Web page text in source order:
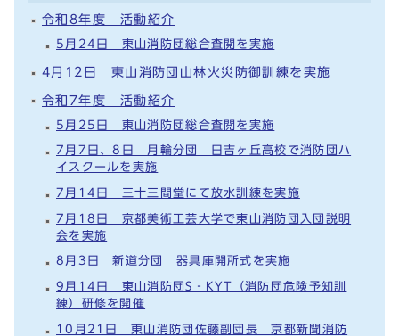
令和8年度 活動紹介
5月24日 東山消防団総合査閲を実施
4月12日 東山消防団山林火災防御訓練を実施
令和7年度 活動紹介
5月25日 東山消防団総合査閲を実施
7月7日、8日 月輪分団 日吉ヶ丘高校で消防団ハ
イスクールを実施
7月14日 三十三間堂にて放水訓練を実施
7月18日 京都美術工芸大学で東山消防団入団説明
会を実施
8月3日 新道分団 器具庫開所式を実施
9月14日 東山消防団S‐KYT（消防団危険予知訓
練）研修を開催
10月21日 東山消防団佐藤副団長 京都新聞消防